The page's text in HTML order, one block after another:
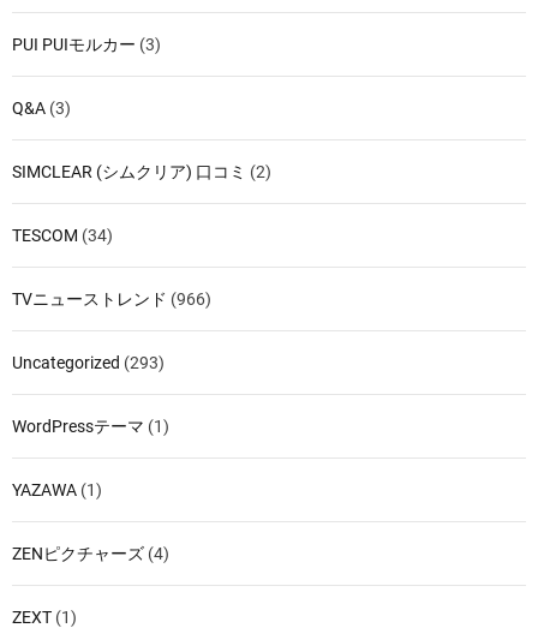
PUI PUIモルカー (3)
Q&A (3)
SIMCLEAR (シムクリア) 口コミ (2)
TESCOM (34)
TVニューストレンド (966)
Uncategorized (293)
WordPressテーマ (1)
YAZAWA (1)
ZENピクチャーズ (4)
ZEXT (1)